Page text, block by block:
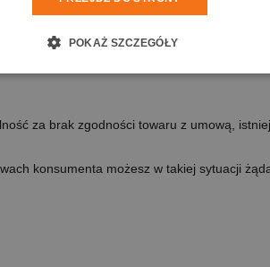
zawartą z Tobą umowę, masz prawo
5, 09-100 Płońsk.
za brak zgodności towaru z umową,
konsumenta możesz w takiej sytuacji
POKAŻ SZCZEGÓŁY